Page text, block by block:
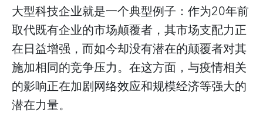
大型科技企业就是一个典型例子：作为20年前
取代既有企业的市场颠覆者，其市场支配力正
在日益增强，而如今却没有潜在的颠覆者对其
施加相同的竞争压力。在这方面，与疫情相关
的影响正在加剧网络效应和规模经济等强大的
潜在力量。